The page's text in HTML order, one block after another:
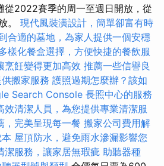
從2022賽季的周一至週日開放，從
。 現代風裝潢設計，簡單卻富有時
合適的墓地，為家人提供一個安穩
樣化餐盒選擇，方便快捷的餐飲服
烹飪變得更加高效 推薦一些信譽良
搬家服務 護照過期怎麼辦？該如
Search Console 長照中心的服務
效清潔人員，為您提供專業清潔服
，完美呈現每一餐 搬家公司費用解
屋頂防水，避免雨水滲漏影響您
潔服務，讓家居無瑕疵 助聽器種